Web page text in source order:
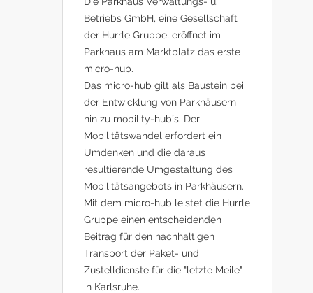
Betriebs GmbH, eine Gesellschaft
der Hurrle Gruppe, eröffnet im
Parkhaus am Marktplatz das erste
micro-hub.
Das micro-hub gilt als Baustein bei
der Entwicklung von Parkhäusern
hin zu mobility-hub´s. Der
Mobilitätswandel erfordert ein
Umdenken und die daraus
resultierende Umgestaltung des
Mobilitätsangebots in Parkhäusern.
Mit dem micro-hub leistet die Hurrle
Gruppe einen entscheidenden
Beitrag für den nachhaltigen
Transport der Paket- und
Zustelldienste für die "letzte Meile"
in Karlsruhe.